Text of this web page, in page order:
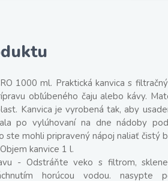
1000 ml. Praktická kanvica s
obľúbeného čaju alebo kávy.
Kanvica je vyrobená tak, aby
po vylúhovaní na dne nádoby
ste mohli pripravený nápoj naliať čistý
kanvice 1 l.
- Odstráňte veko s filtrom,
horúcou vodou. nasypte